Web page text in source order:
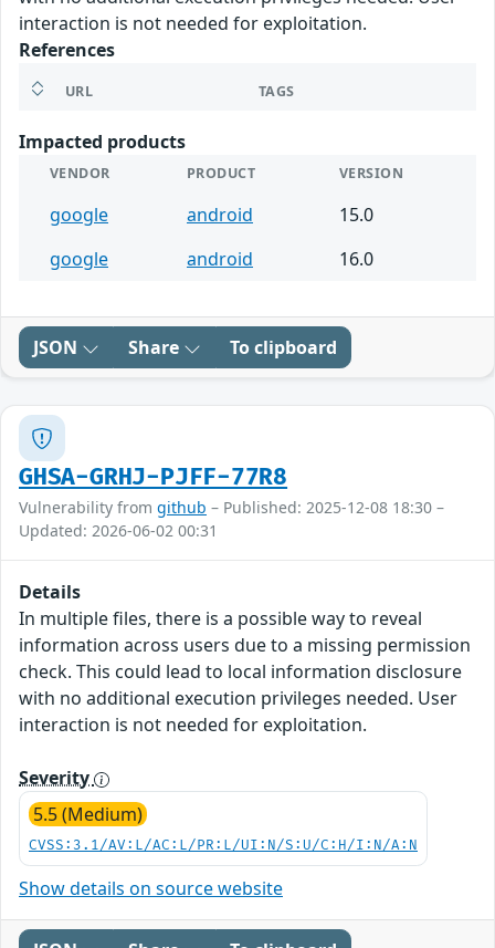
interaction is not needed for exploitation.
References
URL TAGS
Impacted products
VENDOR PRODUCT VERSION
google android
15.0
google
android 16.0
JSON Share To clipboard
GHSA-GRHJ-PJFF-77R8
Vulnerability from github – Published: 2025-12-08 18:30 –
Updated: 2026-06-02 00:31
Details
In multiple files, there is a possible way to reveal
information across users due to a missing permission
check. This could lead to local information disclosure
with no additional execution privileges needed. User
interaction is not needed for exploitation.
Severity
5.5 (Medium)
CVSS:3.1/AV:L/AC:L/PR:L/UI:N/S:U/C:H/I:N/A:N
Show details on source website